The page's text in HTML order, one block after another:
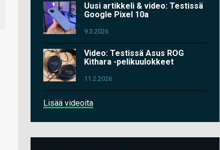
Uusi artikkeli & video: Testissä
Google Pixel 10a
9.3.2026
Video: Testissä Asus ROG
Kithara -pelikuulokkeet
11.2.2026
Lisää videoita